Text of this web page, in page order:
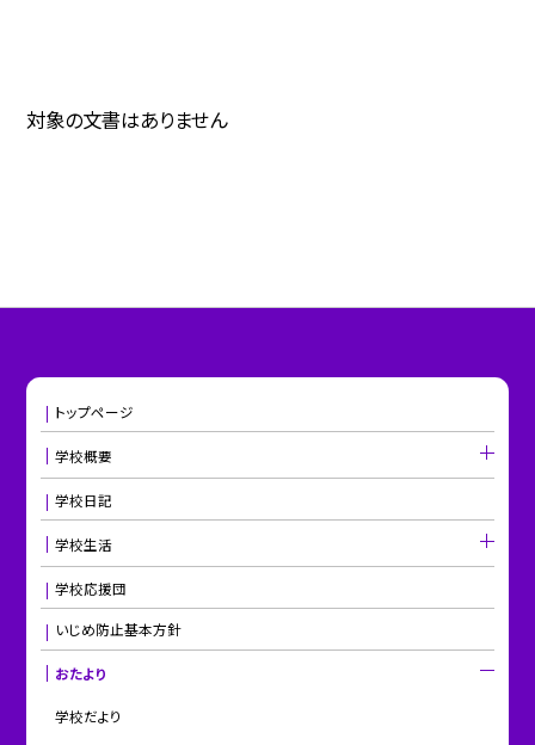
対象の文書はありません
トップページ
学校概要
学校日記
学校生活
学校応援団
いじめ防止基本方針
おたより
学校だより